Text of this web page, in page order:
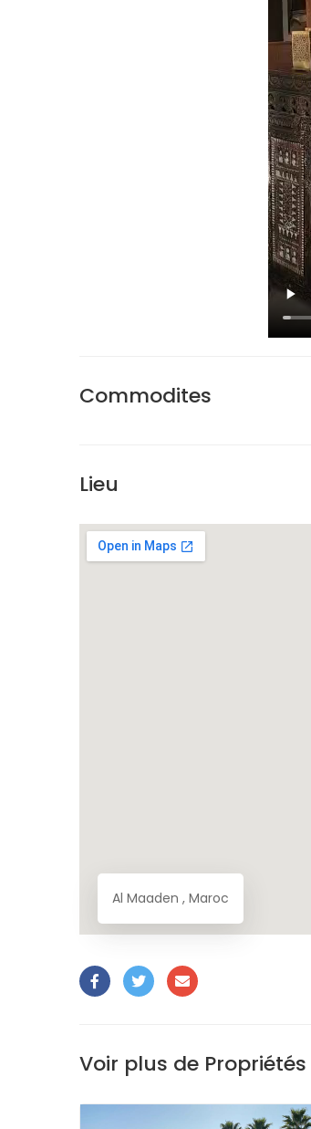
Commodites
Lieu
Al Maaden , Maroc
Voir plus de Propriétés